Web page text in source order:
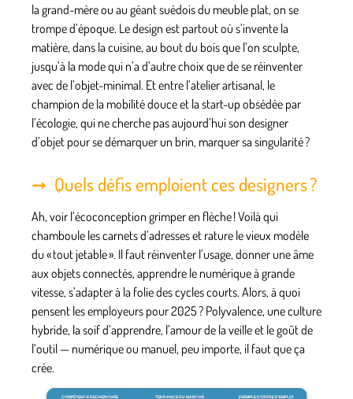
la grand-mère ou au géant suédois du meuble plat, on se
trompe d’époque. Le design est partout où s’invente la
matière, dans la cuisine, au bout du bois que l’on sculpte,
jusqu’à la mode qui n’a d’autre choix que de se réinventer
avec de l’objet-minimal. Et entre l’atelier artisanal, le
champion de la mobilité douce et la start-up obsédée par
l’écologie, qui ne cherche pas aujourd’hui son designer
d’objet pour se démarquer un brin, marquer sa singularité ?
Quels défis emploient ces designers ?
Ah, voir l’écoconception grimper en flèche ! Voilà qui
chamboule les carnets d’adresses et rature le vieux modèle
du « tout jetable ». Il faut réinventer l’usage, donner une âme
aux objets connectés, apprendre le numérique à grande
vitesse, s’adapter à la folie des cycles courts. Alors, à quoi
pensent les employeurs pour 2025 ? Polyvalence, une culture
hybride, la soif d’apprendre, l’amour de la veille et le goût de
l’outil — numérique ou manuel, peu importe, il faut que ça
crée.
COMPÉTENCE RECHERCHÉE TENDANCE DU MARCHÉ EXEMPLE D’OFFRE D’EMPLOI